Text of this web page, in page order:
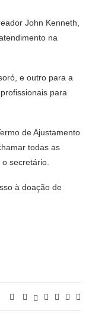
John Kenneth,
na
e outro para a
para
de Ajustamento
todas as
secretário.
à doação de